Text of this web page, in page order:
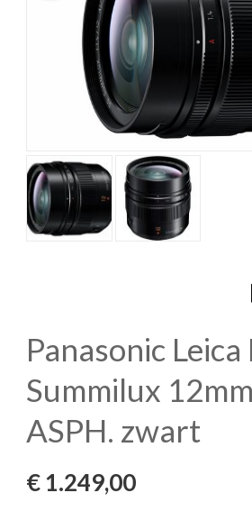
Panasonic Leica
Summilux
ASPH. zwart
€ 1.249,00